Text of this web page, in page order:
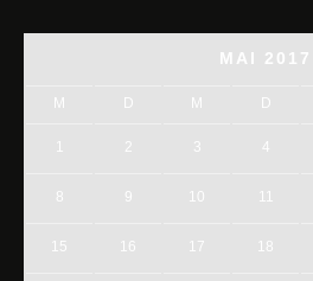
MAI 2017
M D M D
1 2 3 4
8 9 10 11
15 16 17 18